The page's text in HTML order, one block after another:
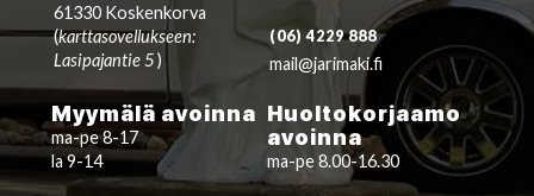
61330 Koskenkorva
(karttasovellukseen:
Lasipajantie 5)
(06) 4229 888
mail@jarimaki.fi
Myymälä avoinna
ma-pe 8-17
la 9-14
Huoltokorjaamo
avoinna
ma-pe 8.00-16.30